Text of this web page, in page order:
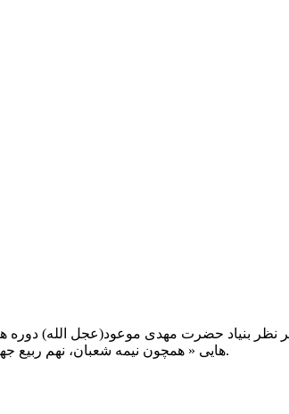
مشهد مقدس ) در سال ۱۳۹۲ تاسیس گردیده و زیر نظر بنیاد حضرت
هایی « همچون نیمه شعبان، نهم ربیع جهت امامت حضرت، احیا و شب زنده داری مهدوی» توفیق خدمت داشته است.